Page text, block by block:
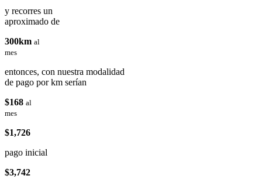
y recorres un
aproximado de
300km al
mes
entonces, con nuestra modalidad
de pago por km serían
$168 al
mes
$1,726
pago inicial
$3,742